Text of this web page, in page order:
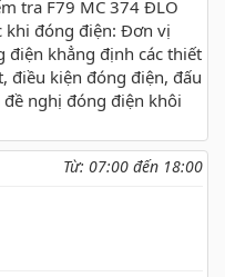
tra F79 MC 374 ĐLO
khi đóng điện: Đơn vị
điện khẳng định các thiết
điều kiện đóng điện, đấu
nghị đóng điện khôi
Từ: 07:00 đến 18:00